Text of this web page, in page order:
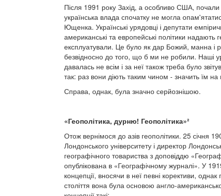
Після 1991 року Захід, а особливо США, почали
українська влада спочатку не могла
Ющенка. Українські урядовці і депутати
американські та европейські політики надають
експлуатували. Це було як дар Божий, манна і
безвідносно до того, що б ми не робили. Наші
давалась не всім і за неї також треба було
так: раз вони діють таким чином - значить їм
Справа, однак, була значно серйознішою.
«Геополітика, дурню! Геополітика»²
Отож вернімося до азів геополітики. 25
Лондонського університету і директор
географічного товариства з доповіддю
опублікована в «Географічному журналі». У
концепції, вносячи в неї певні корективи,
століття вона була основою англо-